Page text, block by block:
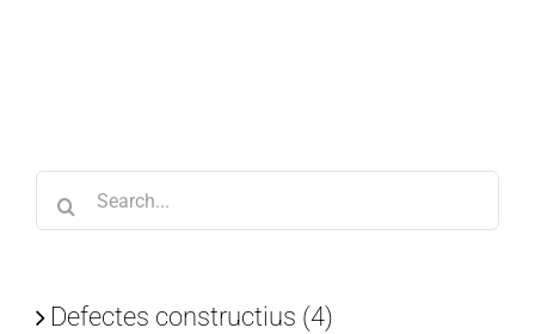
Search
for:
Defectes constructius (4)